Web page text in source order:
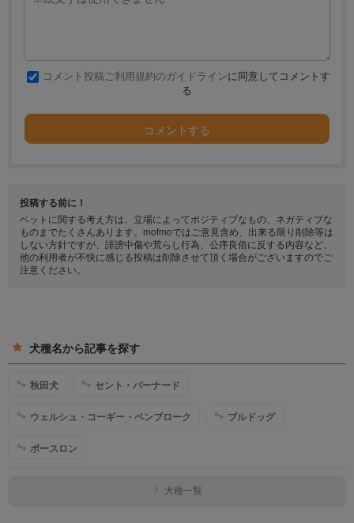
コメント投稿ご利用規約のガイドラインに同意してコメントす
る
コメントする
投稿する前に！
ペットに関する考え方は、立場によってポジティブなもの、ネガティブな
ものまでたくさんあります。mofmoではご意見含め、出来る限り削除等は
しない方針ですが、誹謗中傷や荒らし行為、公序良俗に反する内容など、
他の利用者が不快に感じる投稿は削除させて頂く場合がございますのでご
注意ください。
犬種名から記事を探す
秋田犬 セント・バーナード
ウェルシュ・コーギー・ペンブローク ブルドッグ
ボースロン
犬種一覧